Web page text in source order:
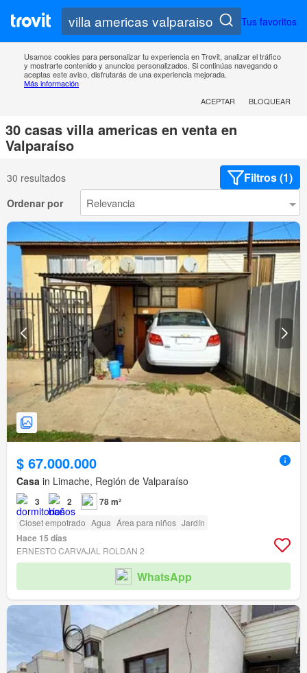
Tus favoritos
Usamos cookies para personalizar tu experiencia en Trovit, analizar el tráfico
y mostrarte contenido y anuncios personalizados. Si continúas navegando o
aceptas este aviso, disfrutarás de una experiencia mejorada.
Más información
ACEPTAR
BLOQUEAR
30 casas villa americas en venta en
Valparaíso
30 resultados Filtros (1)
Ordenar por
$ 67.000.000
Casa in Limache, Región de Valparaíso
3 2 78 m²
Closet empotrado Agua Área para niños Jardín
Hace 15 días
ERNESTO CARVAJAL ROLDAN 2
WhatsApp